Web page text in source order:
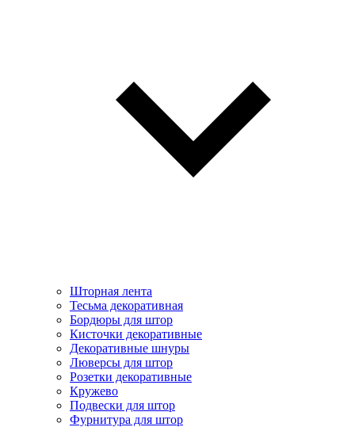
Шторная лента
Тесьма декоративная
Бордюры для штор
Кисточки декоративные
Декоративные шнуры
Люверсы для штор
Розетки декоративные
Кружево
Подвески для штор
Фурнитура для штор